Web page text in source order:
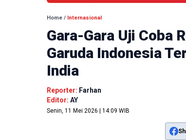
Home / Internasional
Gara-Gara Uji Coba
Garuda Indonesia
India
Reporter: Farhan
Editor: AY
Senin, 11 Mei 2026 | 14:09 WIB